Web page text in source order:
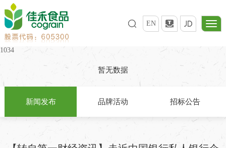
EN
1034
暂无数据
新闻发布 品牌活动 招标公告